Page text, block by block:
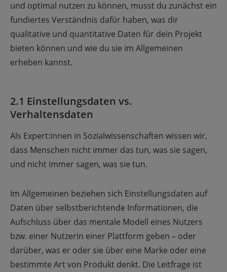
und optimal nutzen zu können, musst du zunächst ein
fundiertes Verständnis dafür haben, was dir
qualitative und quantitative Daten für dein Projekt
bieten können und wie du sie im Allgemeinen
erheben kannst.
2.1 Einstellungsdaten vs.
Verhaltensdaten
Als Expert:innen in Sozialwissenschaften wissen wir,
dass Menschen nicht immer das tun, was sie sagen,
und nicht immer sagen, was sie tun.
Im Allgemeinen beziehen sich Einstellungsdaten auf
Daten über selbstberichtende Informationen, die
Aufschluss über das mentale Modell eines Nutzers
bzw. einer Nutzerin einer Plattform geben – oder
darüber, was er oder sie über eine Marke oder eine
bestimmte Art von Produkt denkt. Die Leitfrage ist